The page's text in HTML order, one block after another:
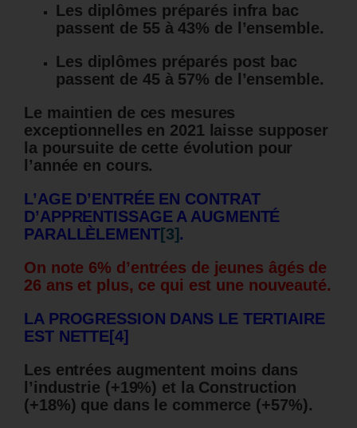
Les diplômes préparés infra bac
passent de 55 à 43% de l’ensemble.
Les diplômes préparés post bac
passent de 45 à 57% de l’ensemble.
Le maintien de ces mesures
exceptionnelles en 2021 laisse supposer
la poursuite de cette évolution pour
l’année en cours.
L’AGE D’ENTRÉE EN CONTRAT
D’APPRENTISSAGE A AUGMENTÉ
PARALLÈLEMENT[3].
On note 6% d’entrées de jeunes âgés de
26 ans et plus, ce qui est une nouveauté.
LA PROGRESSION DANS LE TERTIAIRE
EST NETTE[4]
Les entrées augmentent moins dans
l’industrie (+19%) et la Construction
(+18%) que dans le commerce (+57%).